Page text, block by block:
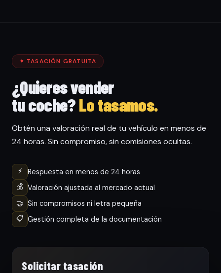
✦ TASACIÓN GRATUITA
¿Quieres vender
tu coche?Lo tasamos.
Obtén una valoración real de tu vehículo en menos de
24 horas. Sin compromiso, sin comisiones ocultas.
⚡
Respuesta en menos de 24 horas
💰 Valoración ajustada al mercado actual
🤝 Sin compromisos ni letra pequeña
📋 Gestión completa de la documentación
Solicitar tasación